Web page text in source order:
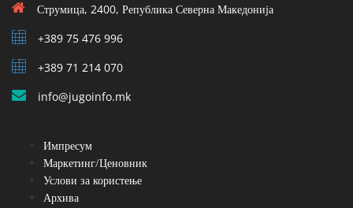
Струмица, 2400, Република Северна Македонија
+389 75 476 996
+389 71 214 070
info@jugoinfo.mk
Импресум
Маркетинг/Ценовник
Услови за користење
Архива